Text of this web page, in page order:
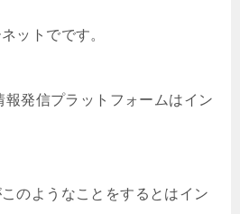
ットでです。
発信プラットフォームはイン
のようなことをするとはイン